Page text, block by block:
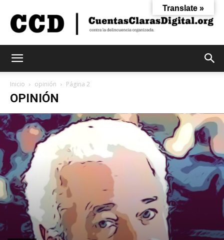
Claras
Digital
Inicio opinión Página 2
OPINIÓN
Translate »